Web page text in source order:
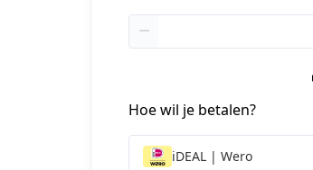
Hoe wil je betalen?
iDEAL | Wero